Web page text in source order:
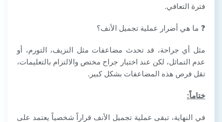
فترة التعافي.
❓ ما هي أضرار عملية تجميل الأنف؟
مثل أي جراحة، قد تحدث مضاعفات مثل النزيف، التورم، أو
عدم التماثل، لكن عند اختيار جراح مختص والالتزام بالتعليمات،
تقل فرص هذه المضاعفات بشكل كبير.
ختاماً:
في النهاية، تبقى عملية تجميل الأنف قراراً شخصياً يعتمد على